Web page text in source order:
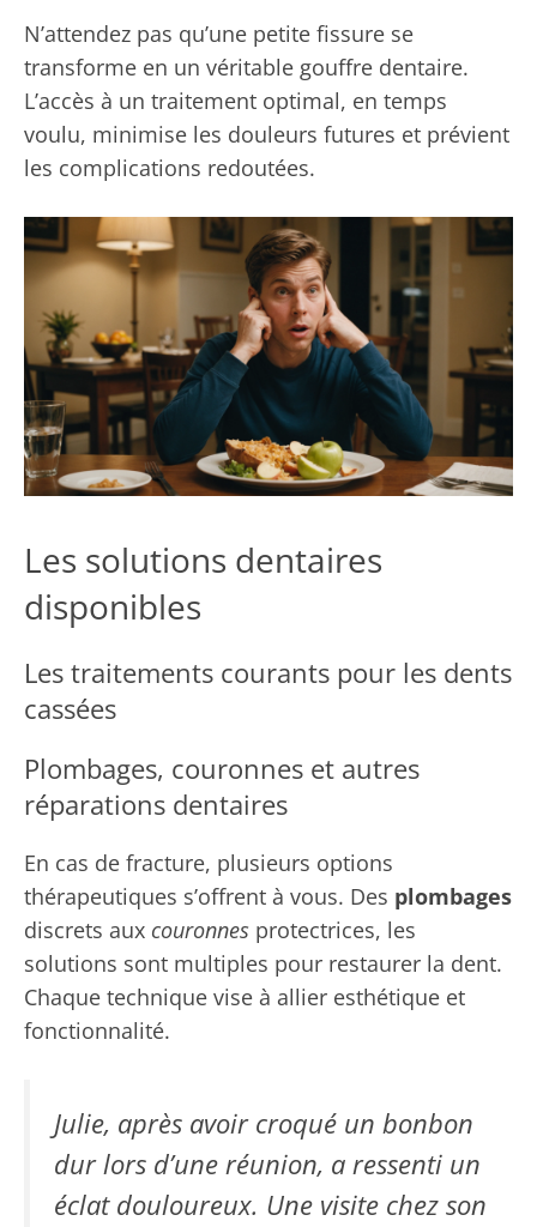
N’attendez pas qu’une petite fissure se
transforme en un véritable gouffre dentaire.
L’accès à un traitement optimal, en temps
voulu, minimise les douleurs futures et prévient
les complications redoutées.
Les solutions dentaires
disponibles
Les traitements courants pour les dents
cassées
Plombages, couronnes et autres
réparations dentaires
En cas de fracture, plusieurs options
thérapeutiques s’offrent à vous. Des plombages
discrets aux couronnes protectrices, les
solutions sont multiples pour restaurer la dent.
Chaque technique vise à allier esthétique et
fonctionnalité.
Julie, après avoir croqué un bonbon
dur lors d’une réunion, a ressenti un
éclat douloureux. Une visite chez son